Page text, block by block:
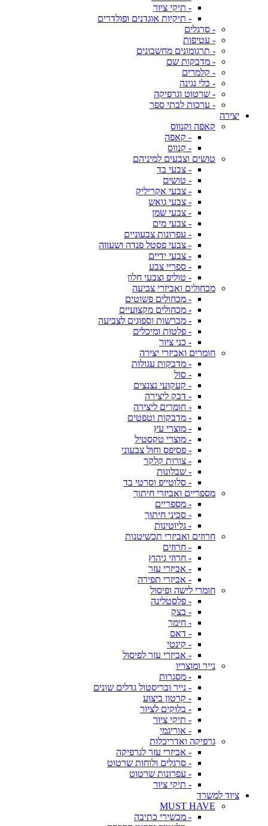
- תיקי ציור
- תיקיות אוגדנים ופולדרים
- סרגלים
- עטיפות
- תרגומונים מחשבונים
- מדבקות שם
- קלמרים
- כלי נגינה
- שרטוט וגרפיקה
- ערכות לבתי ספר
יצירה
קאפה וקנווס
- קאפה
- קנווס
טושים וצבעים למיניהם
- צבעי בד
- טושים
- צבעי אקריליק
- צבעי גואש
- צבעי שמן
- צבעי מים
- עפרונות צבעוניים
- צבעי פסטל פנדה ושעווה
- צבעי ידיים
- ספריי צבע
- טוליפ וצבעי חלון
מכחולים ואביזרי צביעה
- מכחולים פשוטים
- מכחולים מקצועיים
- מברשות וספוגים לצביעה
- פלטות ומיכלים
- כני ציור
חומרים ואביזרי יצירה
- מדבקות עגולות
- סול
- קעקועי נצנצים
- דבק ליצירה
- חומרים ליצירה
- מדבקות וטפטים
- מוצרי עץ
- מוצרי טקסטיל
- פסיפס וחול צבעוני
- צורות קלקר
- שבלונות
- סלוטייפ וסרטי בד
מספריים ואביזרי חיתוך
- מספריים
- סכיני חיתוך
- גליוטינות
חרוזים ואביזרי תכשיטנות
- חרוזים
- חרוזי גיהוץ
- אביזרי עזר
- אביזרי תפירה
חומרי לישה ופיסול
- פלסטלינה
- בצק
- חימר
- דאס
- קינטי
- אביזרי עזר לפיסול
נייר ומוצריו
- מסגרות
- נייר ובריסטול גדלים שונים
- קרטון ביצוע
- בלוקים לציור
- תיקי ציור
- אוריגמי
גרפיקה ואדריכלות
- אביזרי עזר לגרפיקה
- סרגלים ולוחות שרטוט
- עפרונות שרטוט
- תיקי ציור
ציוד למשרד
MUST HAVE
- מכשירי כתיבה